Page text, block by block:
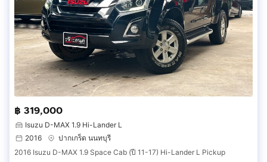
฿ 319,000
Isuzu D-MAX 1.9 Hi-Lander L
2016
ปากเกร็ด นนทบุรี
2016 Isuzu D-MAX 1.9 Space Cab (ปี 11-17) Hi-Lander L Pickup